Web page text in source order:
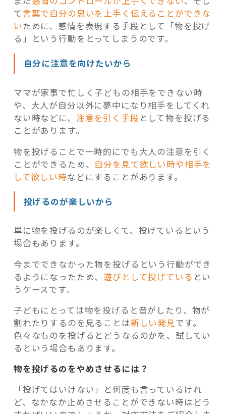
て言葉で自分の思いを上手く伝えることができな
いために、感情を表現する手段として「物を投げ
る」という行動をとってしまうのです。
自分に注意を向けたいから
ママが家事で忙しく子どもの相手をできない時
や、大人が自分以外に夢中になり相手をしてくれ
ない時などに、 注意を引く手段 として物を投げる
ことがあります。
物を投げることで一時的にでも大人の注意を引く
ことができるため、 自分を見て欲しい時や相手を
して欲しい時などにすることがあります。
投げるのが楽しいから
単に物を投げるのが楽しくて、投げているという
場合もあります。
今までできなかった物を投げるという行動ができ
るようになったため、 遊びとして投げている とい
うケースです。
子どもにとっては物を投げると音がしたり、物が
割れたりするのを見ることは新しい発見です。
色々なものを投げるとどうなるのかを、試してい
るという場合もあります。
物を投げるのをやめさせるには？
「投げてはいけない」と何度も言っているけれ
ど、なかなか止めさせることができない時はどう